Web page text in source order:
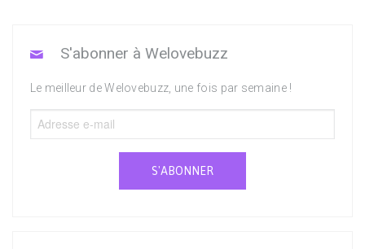
S'abonner à Welovebuzz
Le meilleur de Welovebuzz, une fois par semaine !
S'ABONNER